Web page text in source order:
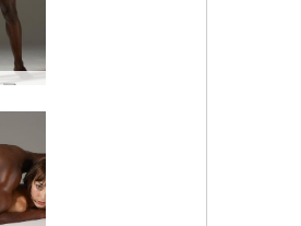
コクシー＆マイク 肌と肌 #67